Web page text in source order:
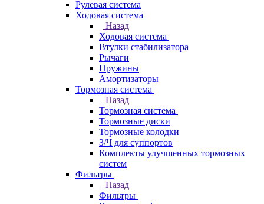
Рулевая система
Ходовая система
Назад
Ходовая система
Втулки стабилизатора
Рычаги
Пружины
Амортизаторы
Тормозная система
Назад
Тормозная система
Тормозные диски
Тормозные колодки
З/Ч для суппортов
Комплекты улучшенных тормозных
систем
Фильтры
Назад
Фильтры